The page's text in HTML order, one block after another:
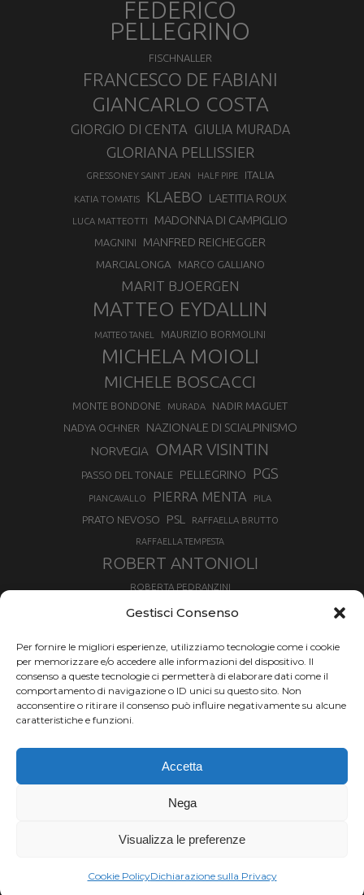
Gestisci Consenso
Per fornire le migliori esperienze, utilizziamo tecnologie come i cookie
per memorizzare e/o accedere alle informazioni del dispositivo. Il
consenso a queste tecnologie ci permetterà di elaborare dati come il
comportamento di navigazione o ID unici su questo sito. Non
acconsentire o ritirare il consenso può influire negativamente su alcune
caratteristiche e funzioni.
Accetta
Nega
Visualizza le preferenze
Cookie PolicyDichiarazione sulla Privacy
FEDERICO
PELLEGRINO
FISCHNALLER
FRANCESCO DE FABIANI
GIANCARLO COSTA
GIORGIO DI CENTA GIULIA MURADA
GLORIANA PELLISSIER
GRESSONEY SAINT JEAN HALF PIPE ITALIA
KATIA TOMATIS KLAEBO LAETITIA ROUX
LUCA MATTEOTTI MADONNA DI CAMPIGLIO
MAGNINI MANFRED REICHEGGER
MARCIALONGA MARCO GALLIANO
MARIT BJOERGEN
MATTEO EYDALLIN
MATTEO TANEL MAURIZIO BORMOLINI
MICHELA MOIOLI
MICHELE BOSCACCI
MONTE BONDONE MURADA NADIR MAGUET
NADYA OCHNER
NAZIONALE DI SCIALPINISMO
NORVEGIA
OMAR VISINTIN
PASSO DEL TONALE PELLEGRINO PGS
PIANCAVALLO PIERRA MENTA PILA
PRATO NEVOSO PSL RAFFAELLA BRUTTO
RAFFAELLA TEMPESTA
ROBERT ANTONIOLI
ROBERTA PEDRANZINI
ROLAND FISCHNALLER
SIMONE DEROMEDIS SKIALPDEIPARCHI SKICROSS
SLOPESTYLE SNOWBOARD
SNOWBOARDCROSS SPRINT
THERESE JOHAUG
TRANSCAVALLO TROFEO MEZZALAMA
VAL DI FIEMME
Chi siamo | Termini d'uso | Privacy |